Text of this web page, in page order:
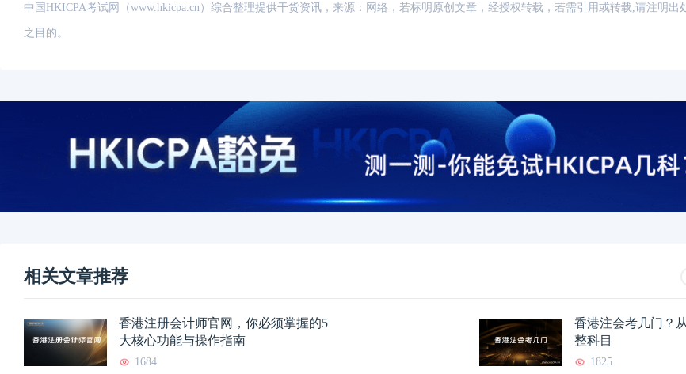
中国HKICPA考试网（www.hkicpa.cn）综合整理提供干货资讯，来源：网络，若标明原创文章，经授权转载，若需引用或转载,请注明出
之目的。
相关文章推荐
香港注册会计师官网，你必须掌握的5
大核心功能与操作指南
1684
香港注会考几门？
整科目
1825